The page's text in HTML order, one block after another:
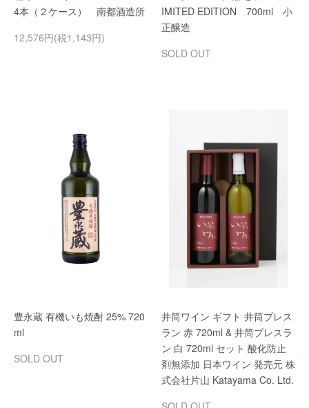
4本（２ケース） 南都酒造所
12,576円(税1,143円)
IMITED EDITION 700ml 小
正醸造
SOLD OUT
豊永蔵 有機いも焼酎 25% 720
ml
SOLD OUT
井筒ワイン ギフト 井筒プレス
ラン 赤 720ml & 井筒プレスラ
ン 白 720ml セット 酸化防止
剤無添加 日本ワイン 発売元 株
式会社片山 Katayama Co. Ltd.